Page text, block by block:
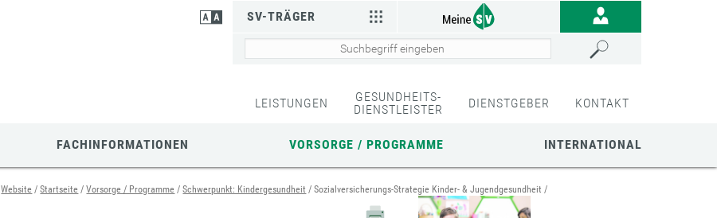
SV-TRÄGER
LEISTUNGEN
GESUNDHEITS-
DIENSTLEISTER
DIENSTGEBER KONTAKT
FACHINFORMATIONEN VORSORGE / PROGRAMME INTERNATIONAL
Website Startseite Vorsorge / Programme Schwerpunkt: Kindergesundheit Sozialversicherungs-Strategie Kinder- & Jugendgesundheit